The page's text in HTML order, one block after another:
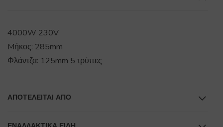
4000W 230V
Mήκος: 285mm
Φλάντζα: 125mm 5 τρύπες
ΑΠΟΤΕΛΕΊΤΑΙ ΑΠΌ